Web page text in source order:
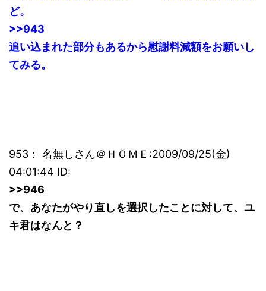
ど。
>>943
追い込まれた部分もあるから慰謝料減額をお願いし
てみる。
953： 名無しさん＠ＨＯＭＥ:2009/09/25(金)
04:01:44 ID:
>>946
で、あなたがやり直しを選択したことに対して、ユ
キ君はなんと？